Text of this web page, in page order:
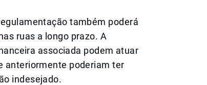
também poderá
ruas a longo prazo. A
associada podem atuar
anteriormente poderiam ter
indesejado.